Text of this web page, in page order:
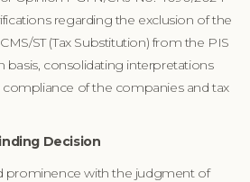
regarding the exclusion of the
ST (Tax Substitution) from the PIS
basis, consolidating interpretations
of the companies and tax
Decision
prominence with the judgment of